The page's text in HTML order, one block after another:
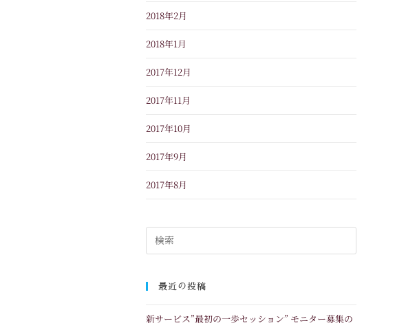
2018年2月
2018年1月
2017年12月
2017年11月
2017年10月
2017年9月
2017年8月
最近の投稿
新サービス”最初の一歩セッション” モニター募集の